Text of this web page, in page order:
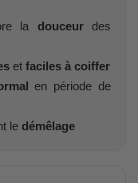
la douceurdes
et faciles à coiffer
en période de
le démêlage